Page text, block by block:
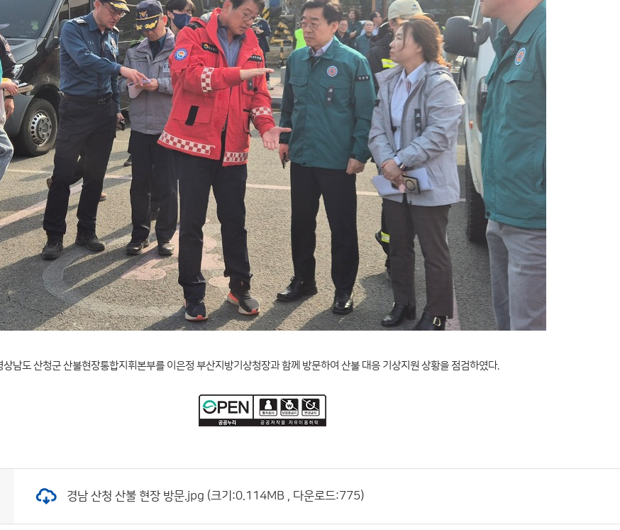
남도 산청군 산불현장통합지휘본부를 이은정 부산지방기상청장과 함께 방문하여 산불 대응 기상지원 상황을 점검하였다.
경남 산청 산불 현장 방문.jpg (크기:0.114MB , 다운로드:775)